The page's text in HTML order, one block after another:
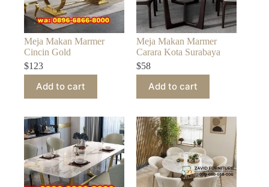
Meja Makan Marmer
Cincin Gold
$123
Add to cart
Meja Makan Marmer
Carara Kota Surabaya
$58
Add to cart